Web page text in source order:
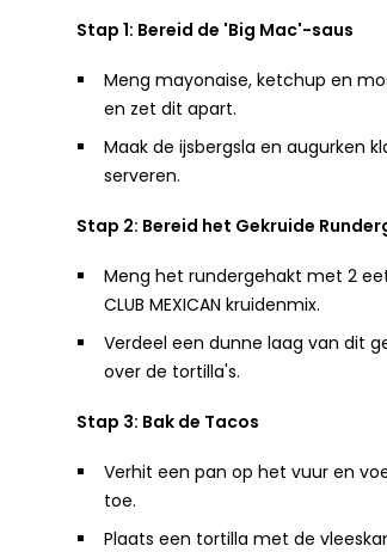
Stap 1: Bereid de 'Big Mac'-saus
Meng mayonaise, ketchup en
en zet dit apart.
Maak de ijsbergsla en augurken
serveren.
Stap 2: Bereid het Gekruide
Meng het rundergehakt met 2
CLUB MEXICAN kruidenmix.
Verdeel een dunne laag van dit
over de tortilla's.
Stap 3: Bak de Tacos
Verhit een pan op het vuur en
toe.
Plaats een tortilla met de